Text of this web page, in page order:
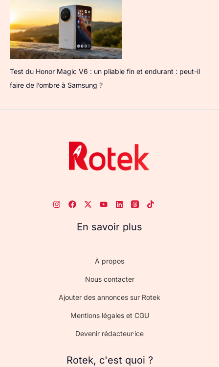
Test du Honor Magic V6 : un pliable fin et endurant : peut-il
faire de l’ombre à Samsung ?
En savoir plus
À propos
Nous contacter
Ajouter des annonces sur Rotek
Mentions légales et CGU
Devenir rédacteur·ice
Rotek, c'est quoi ?